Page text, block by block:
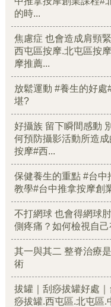
的時...
焦慮症 也會造成肩頸
西屯區按摩.北屯區按
摩推薦...
放鬆運動 #養生的好處
堪?
好攝族 留下瞬間感動
何預防攝影活動所造
按摩#西...
保健養生的重點 #台中
教學#台中推拿按摩創
不打網球 也會得網球
側疼痛？如何檢視自
其一與其二 整脊治療
術
拔罐｜刮痧拔罐好處
痧拔罐.西屯區.北屯區.